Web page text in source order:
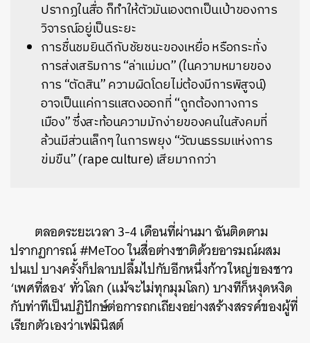
ปรากฏในสื่อ ก็ทำให้ตัวมันเองตกเป็นเป้าของการ
วิจารณ์อยู่เป็นระยะ
การชื่นชมยินดีกับชัยชนะของเหยื่อ หรือกระทั่ง
การส่งเสริมการ “ล่าแม่มด” (ในความหมายของ
การ “ตัดสิน” ความผิดโดยไม่ต้องมีการพิสูจน์)
อาจเป็นแค่การแสดงออกที่ “ถูกต้องทางการ
เมือง” ซึ่งสะท้อนความมักง่ายของคนในสังคมที่
ล้วนมีส่วนเล็กๆ ในการพยุง “วัฒนธรรมแห่งการ
ข่มขืน” (rape culture) เสียมากกว่า
ตลอดระยะเวลา 3-4 เดือนที่ผ่านมา ฉันติดตาม
ปรากฏการณ์ #MeToo ในสื่อต่างชาติด้วยอารมณ์ผสม
ปนเป บางครั้งก็ปลาบปลื้มไปกับอีกหนึ่งก้าวใหญ่ของชาว
‘เพศที่สอง’ ทั่วโลก (แม้จะไม่ทุกมุมโลก) บางทีก็หงุดหงิด
กับท่าทีเป็นปฏิปักษ์ต่อการถกเถียงอย่างสร้างสรรค์ของผู้ที่
เรียกตัวเองว่าเฟมินิสต์